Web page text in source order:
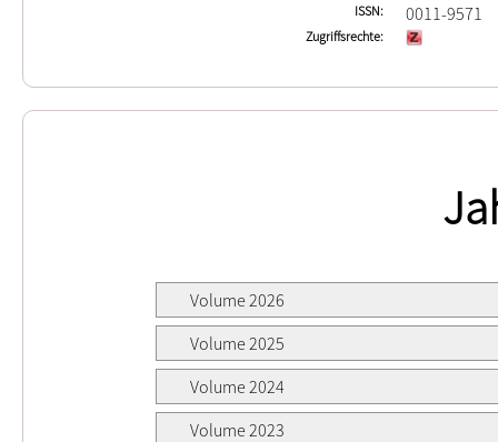
ISSN 0011-9571
Zugriffsrechte
Volume 2026
Volume 2025
Volume 2024
Volume 2023